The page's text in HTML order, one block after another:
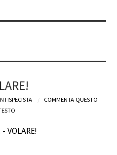
COMMENTA QUESTO